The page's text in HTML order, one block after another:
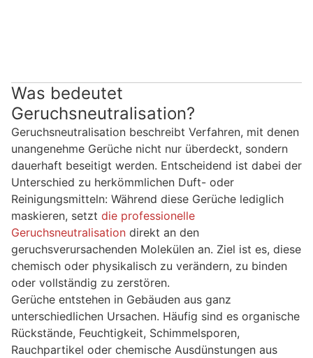
Was bedeutet
Geruchsneutralisation?
Geruchsneutralisation beschreibt Verfahren, mit denen
unangenehme Gerüche nicht nur überdeckt, sondern
dauerhaft beseitigt werden. Entscheidend ist dabei der
Unterschied zu herkömmlichen Duft- oder
Reinigungsmitteln: Während diese Gerüche lediglich
maskieren, setzt die professionelle
Geruchsneutralisation direkt an den
geruchsverursachenden Molekülen an. Ziel ist es, diese
chemisch oder physikalisch zu verändern, zu binden
oder vollständig zu zerstören.
Gerüche entstehen in Gebäuden aus ganz
unterschiedlichen Ursachen. Häufig sind es organische
Rückstände, Feuchtigkeit, Schimmelsporen,
Rauchpartikel oder chemische Ausdünstungen aus